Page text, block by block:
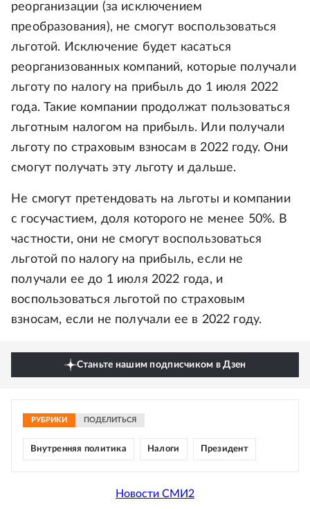
реорганизации (за исключением
преобразования), не смогут воспользоваться
льготой. Исключение будет касаться
реорганизованных компаний, которые получали
льготу по налогу на прибыль до 1 июля 2022
года. Такие компании продолжат пользоваться
льготным налогом на прибыль. Или получали
льготу по страховым взносам в 2022 году. Они
смогут получать эту льготу и дальше.
Не смогут претендовать на льготы и компании
с госучастием, доля которого не менее 50%. В
частности, они не смогут воспользоваться
льготой по налогу на прибыль, если не
получали ее до 1 июля 2022 года, и
воспользоваться льготой по страховым
взносам, если не получали ее в 2022 году.
Станьте нашим подписчиком в Дзен
РУБРИКИ ПОДЕЛИТЬСЯ
Внутренняя политика Налоги Президент
Новости СМИ2